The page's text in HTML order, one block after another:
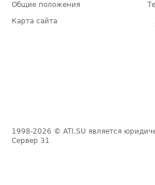
Общие положения
Карта сайта
1998-2026 © ATI.SU является
Сервер 31